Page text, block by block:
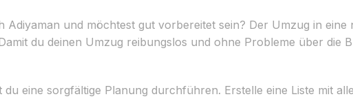
und möchtest gut vorbereitet sein? Der Umzug in eine
du deinen Umzug reibungslos und ohne Probleme über die
du eine sorgfältige Planung durchführen. Erstelle eine Liste mit